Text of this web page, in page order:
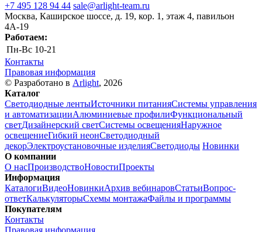
+7 495 128 94 44 sale@arlight-team.ru
Москва, Каширское шоссе, д. 19, кор. 1, этаж 4, павильон
4А-19
Работаем:
Пн-Вс 10-21
Контакты
Правовая информация
© Разработано в Arlight, 2026
Каталог
Светодиодные лентыИсточники питанияСистемы управления
и автоматизацииАлюминиевые профилиФункциональный
светДизайнерский светСистемы освещенияНаружное
освещениеГибкий неонСветодиодный
декорЭлектроустановочные изделияСветодиоды Новинки
О компании
О насПроизводствоНовостиПроекты
Информация
КаталогиВидеоНовинкиАрхив вебинаровСтатьиВопрос-
ответКалькуляторыСхемы монтажаФайлы и программы
Покупателям
Контакты